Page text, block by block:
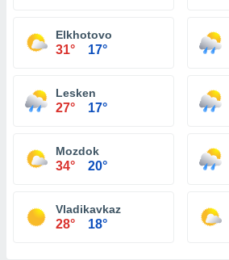
Elkhotovo
31° 17°
Lesken
27° 17°
Mozdok
34° 20°
Vladikavkaz
28° 18°